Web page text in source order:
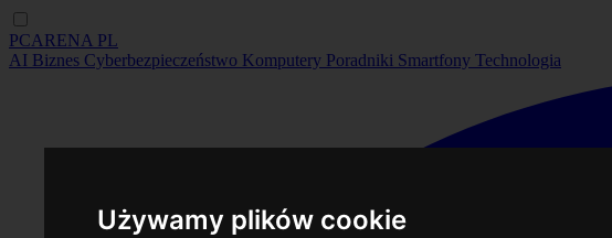
Używamy plików cookie
PCARENA PL
AI Biznes Cyberbezpieczeństwo Komputery Poradniki Smartfony Technologia